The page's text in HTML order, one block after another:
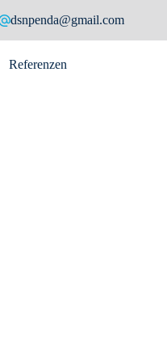
dsnpenda@gmail.com
Referenzen